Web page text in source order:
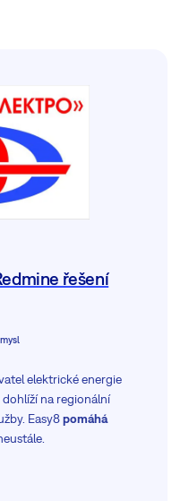
řešení
elektrické energie
na regionální
Easy8pomáhá